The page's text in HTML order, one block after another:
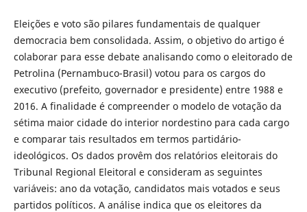
Eleições e voto são pilares fundamentais de qualquer
democracia bem consolidada. Assim, o objetivo do artigo é
colaborar para esse debate analisando como o eleitorado de
Petrolina (Pernambuco-Brasil) votou para os cargos do
executivo (prefeito, governador e presidente) entre 1988 e
2016. A finalidade é compreender o modelo de votação da
sétima maior cidade do interior nordestino para cada cargo
e comparar tais resultados em termos partidário-
ideológicos. Os dados provêm dos relatórios eleitorais do
Tribunal Regional Eleitoral e consideram as seguintes
variáveis: ano da votação, candidatos mais votados e seus
partidos políticos. A análise indica que os eleitores da